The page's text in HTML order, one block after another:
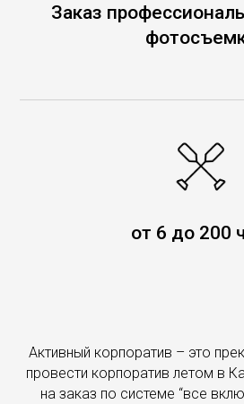
Заказ
от 6 до 200
Активный корпоратив – это
провести корпоратив летом в
на заказ по системе “все